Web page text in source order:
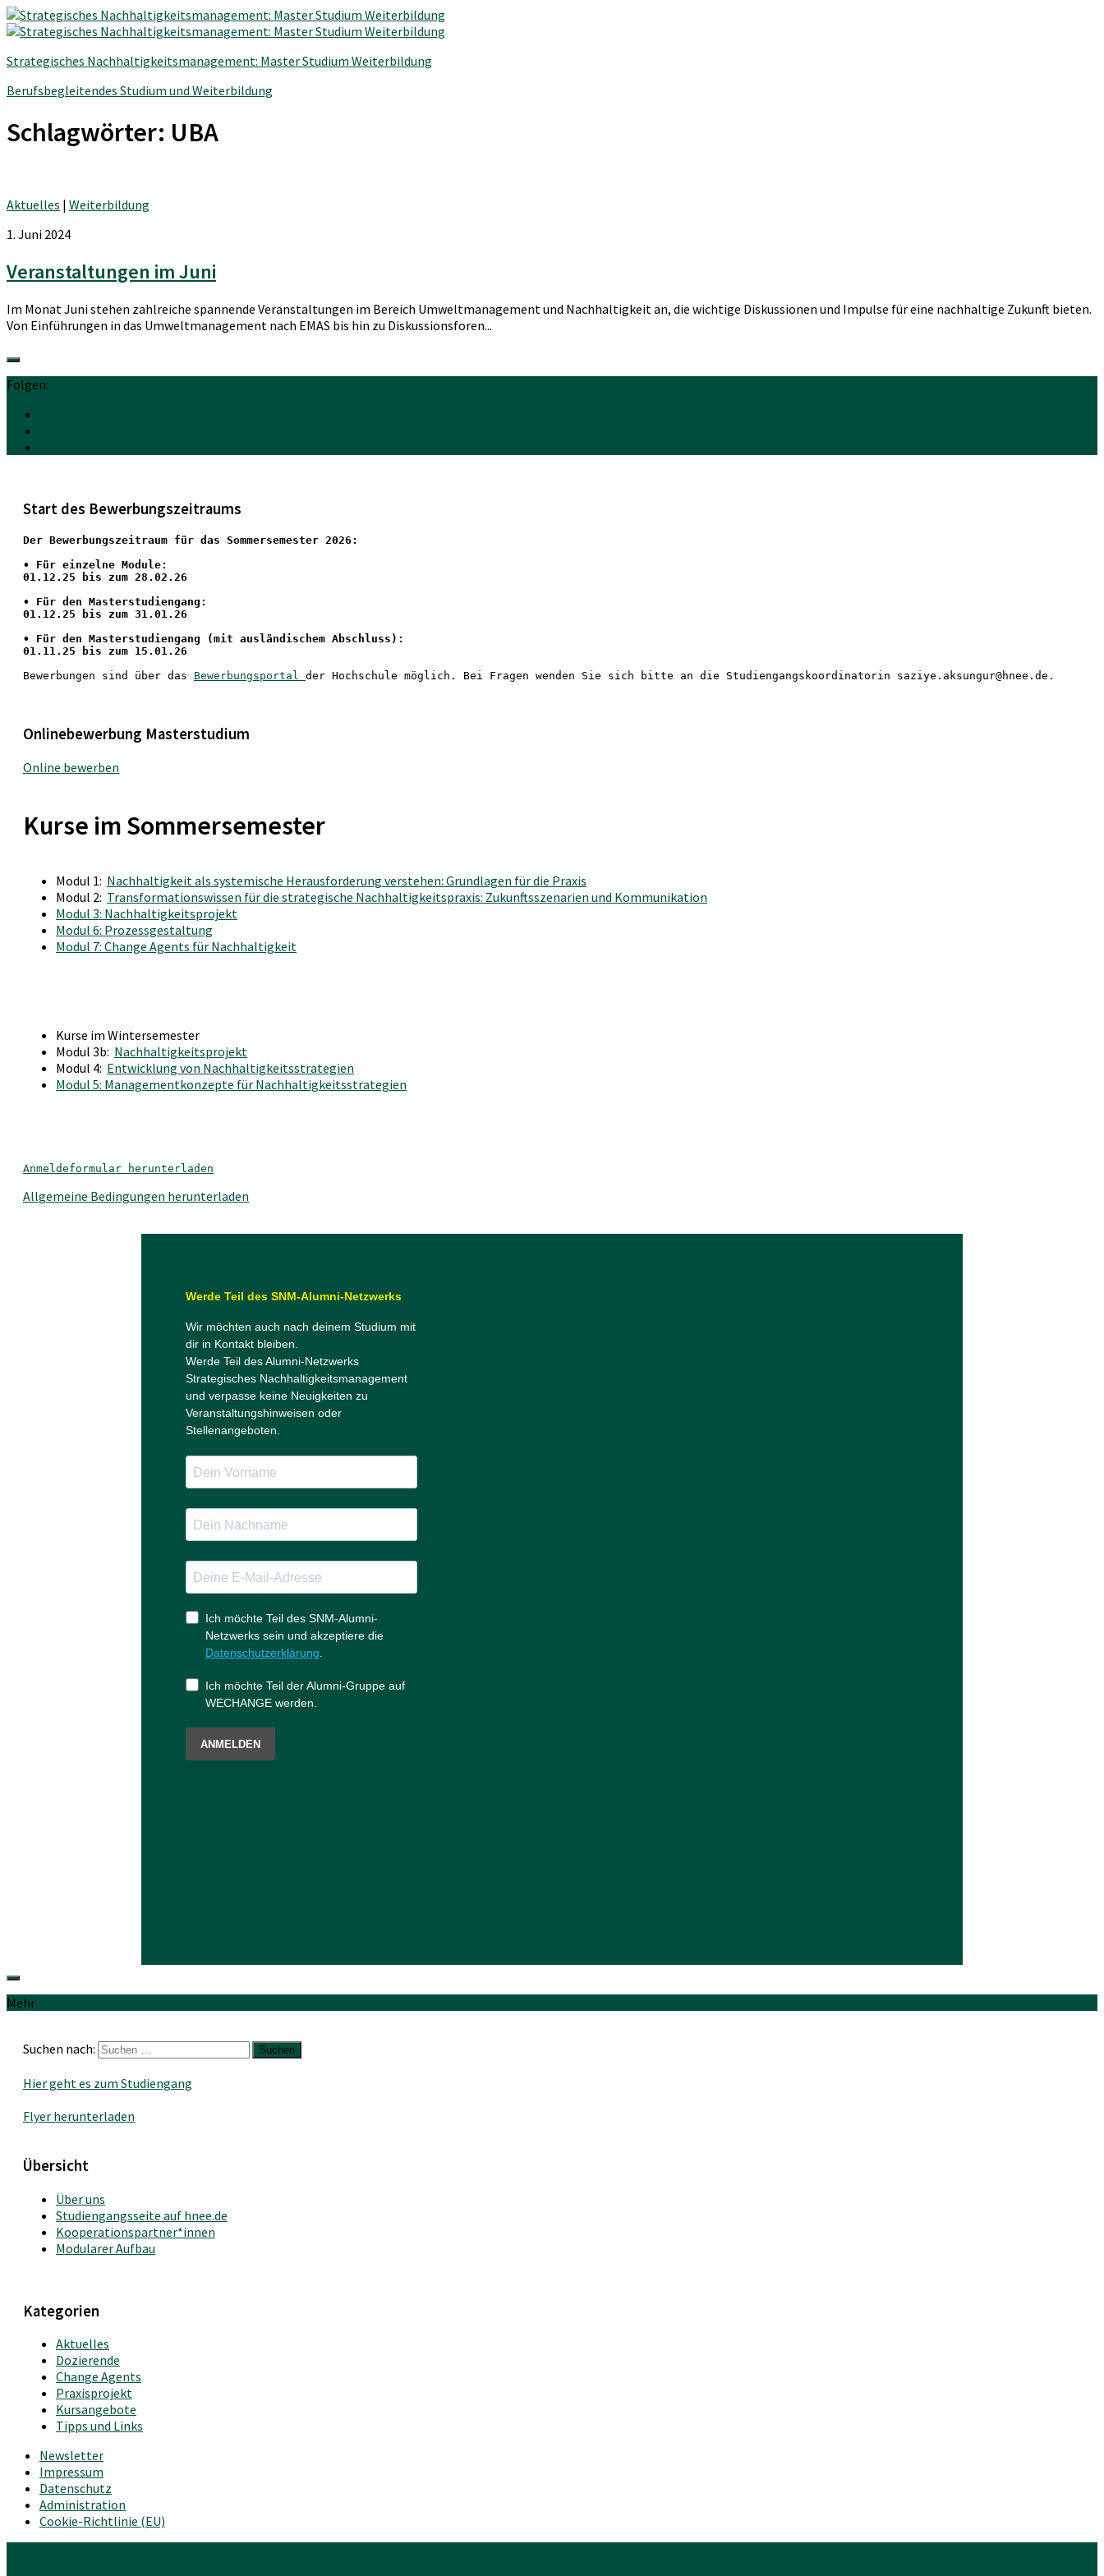
Strategisches Nachhaltigkeitsmanagement: Master Studium Weiterbildung
Berufsbegleitendes Studium und Weiterbildung
Schlagwörter: UBA
Aktuelles | Weiterbildung
1. Juni 2024
Veranstaltungen im Juni
Im Monat Juni stehen zahlreiche spannende Veranstaltungen im Bereich Umweltmanagement und Nachhaltigkeit an, die wichtige Diskussionen und Impulse für eine nachhaltige Zukunft bieten.
Von Einführungen in das Umweltmanagement nach EMAS bis hin zu Diskussionsforen...
Folgen:
Start des Bewerbungszeitraums
Der Bewerbungszeitraum für das Sommersemester 2026:
• Für einzelne Module:
01.12.25 bis zum 28.02.26
• Für den Masterstudiengang:
01.12.25 bis zum 31.01.26
• Für den Masterstudiengang (mit ausländischem Abschluss):
01.11.25 bis zum 15.01.26
Bewerbungen sind über das Bewerbungsportal der Hochschule möglich. Bei Fragen wenden Sie sich bitte an die Studiengangskoordinatorin saziye.aksungur@hnee.de.
Onlinebewerbung Masterstudium
Online bewerben
Kurse im Sommersemester
Modul 1: Nachhaltigkeit als systemische Herausforderung verstehen: Grundlagen für die Praxis
Modul 2: Transformationswissen für die strategische Nachhaltigkeitspraxis: Zukunftsszenarien und Kommunikation
Modul 3: Nachhaltigkeitsprojekt
Modul 6: Prozessgestaltung
Modul 7: Change Agents für Nachhaltigkeit
Kurse im Wintersemester
Modul 3b: Nachhaltigkeitsprojekt
Modul 4: Entwicklung von Nachhaltigkeitsstrategien
Modul 5: Managementkonzepte für Nachhaltigkeitsstrategien
Anmeldeformular herunterladen
Allgemeine Bedingungen herunterladen
Mehr
Suchen nach:
Hier geht es zum Studiengang
Flyer herunterladen
Übersicht
Über uns
Studiengangsseite auf hnee.de
Kooperationspartner*innen
Modularer Aufbau
Kategorien
Aktuelles
Dozierende
Change Agents
Praxisprojekt
Kursangebote
Tipps und Links
Newsletter
Impressum
Datenschutz
Administration
Cookie-Richtlinie (EU)